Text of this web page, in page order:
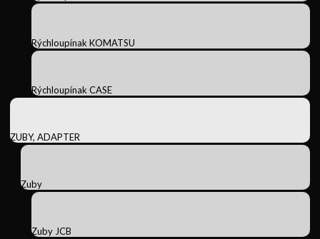
Rýchloupínak KOMATSU
Rýchloupínak CASE
ZUBY, ADAPTER
Zuby
Zuby JCB